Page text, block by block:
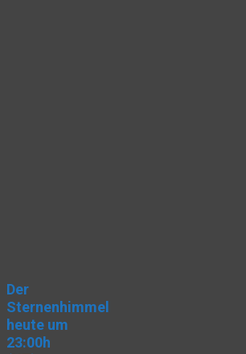
Der
Sternenhimmel
heute um
23:00h